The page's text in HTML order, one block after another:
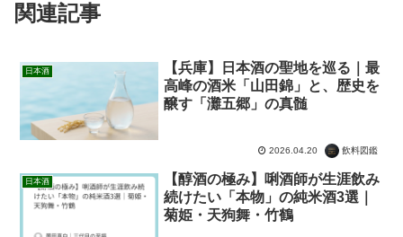
関連記事
日本酒
【兵庫】日本酒の聖地を巡る｜最
高峰の酒米「山田錦」と、歴史を
醸す「灘五郷」の真髄
2026.04.20 飲料図鑑
日本酒
【醇酒の極み】唎酒師が生涯飲み
続けたい「本物」の純米酒3選｜
菊姫・天狗舞・竹鶴